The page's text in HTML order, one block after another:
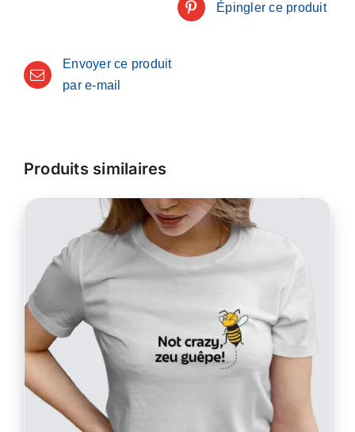
Épingler ce produit
Envoyer ce produit
par e-mail
Produits similaires
PRODUIT
PLUSIEURS
DÉTAILS